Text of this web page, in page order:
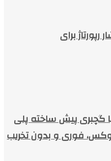
رپورتاژ برای
گچبری پیش ساخته پلی
فوری و بدون تخریب